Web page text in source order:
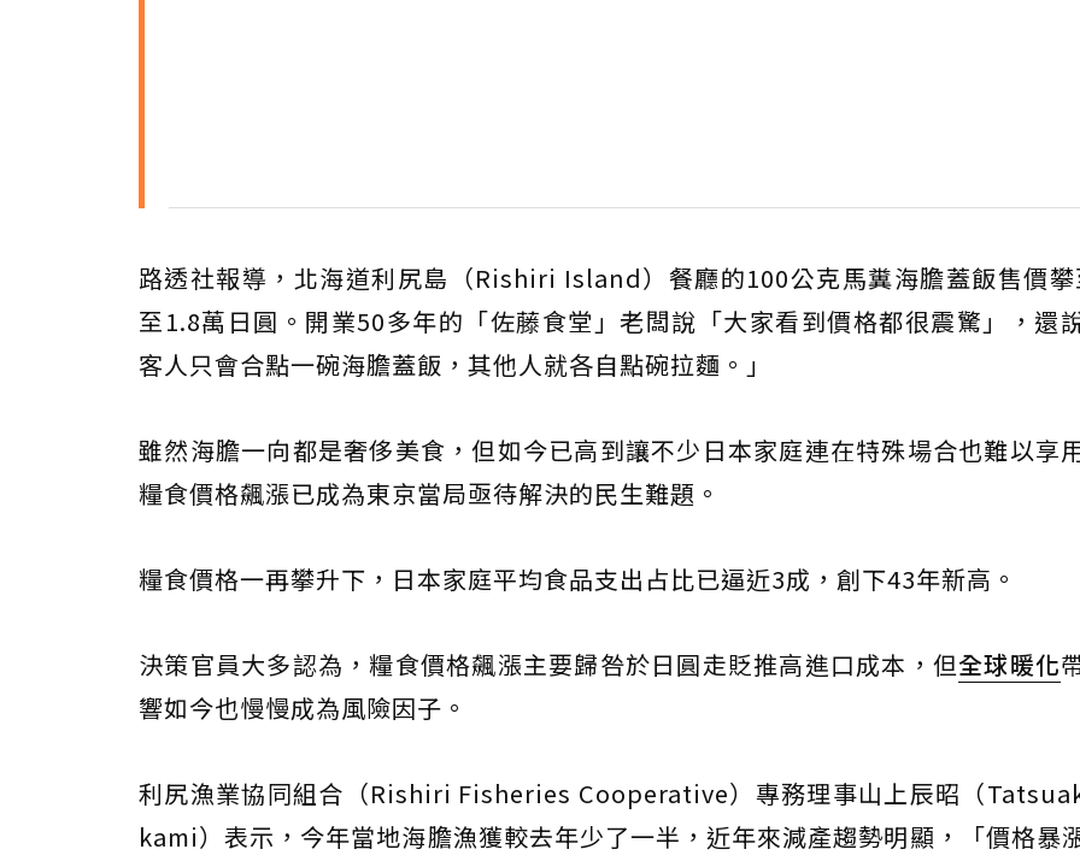
路透社報導，北海道利尻島（Rishiri Island）餐廳的100公克馬糞海膽蓋飯售價
至1.8萬日圓。開業50多年的「佐藤食堂」老闆說「大家看到價格都很震驚」，還
客人只會合點一碗海膽蓋飯，其他人就各自點碗拉麵。」
雖然海膽一向都是奢侈美食，但如今已高到讓不少日本家庭連在特殊場合也難以享
糧食價格飆漲已成為東京當局亟待解決的民生難題。
糧食價格一再攀升下，日本家庭平均食品支出占比已逼近3成，創下43年新高。
決策官員大多認為，糧食價格飆漲主要歸咎於日圓走貶推高進口成本，但全球暖化
響如今也慢慢成為風險因子。
利尻漁業協同組合（Rishiri Fisheries Cooperative）專務理事山上辰昭（
kami）表示，今年當地海膽漁獲較去年少了一半，近年來減產趨勢明顯，「價格暴